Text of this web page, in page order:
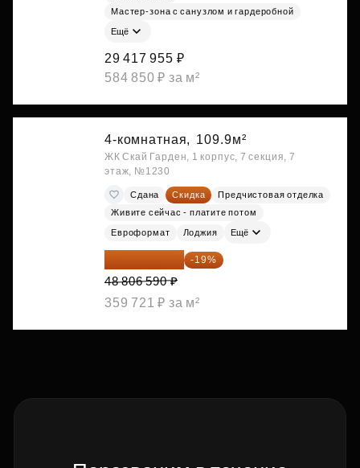
Мастер-зона с санузлом и гардеробной
Ещё
29 417 955 ₽
584 850 ₽ за м²
4-комнатная, 109.9м²
ЖК Скай Гарден, 1 корпус, 7 секция, 7
этаж, №1230
Сдана Скидка
Предчистовая отделка
Живите сейчас - платите потом
Евроформат Лоджия Ещё
39 533 338 ₽ -19%
48 806 590 ₽
359 721 ₽ за м²